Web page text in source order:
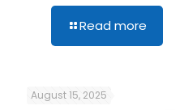
Read more
August 15, 2025